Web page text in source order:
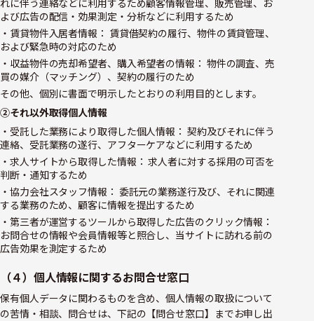
れに伴う連絡などに利用するため顧客情報管理、販売管理、お
よび広告の配信・効果測定・分析などに利用するため
・賃貸物件入居者情報： 賃貸借契約の履行、物件の賃貸管理、
および緊急時の対応のため
・収益物件の売却希望者、購入希望者の情報： 物件の調査、売
買の媒介（マッチング）、契約の履行のため
その他、個別に書面で明示したとおりの利用目的とします。
②それ以外取得個人情報
・受託した業務により取得した個人情報： 契約及びそれに伴う
連絡、受託業務の遂行、アフターケアなどに利用するため
・求人サイトから取得した情報： 求人者に対する採用の可否を
判断・通知するため
・協力会社スタッフ情報： 委託元の業務遂行及び、それに関連
する業務のため、顧客に情報を提出するため
・第三者が運営するツールから取得した広告のクリック情報：
お問合せの情報や会員情報等と照合し、当サイトに訪れる前の
広告効果を測定するため
（４）個人情報に関するお問合せ窓口
保有個人データに関わるものを含め、個人情報の取扱について
の苦情・相談、問合せは、下記の【問合せ窓口】までお申し出